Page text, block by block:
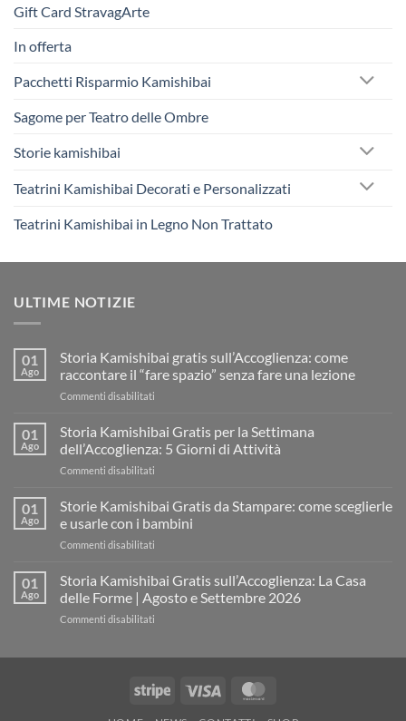
Gift Card StravagArte
In offerta
Pacchetti Risparmio Kamishibai
Sagome per Teatro delle Ombre
Storie kamishibai
Teatrini Kamishibai Decorati e Personalizzati
Teatrini Kamishibai in Legno Non Trattato
ULTIME NOTIZIE
01
Ago
Storia Kamishibai gratis sull’Accoglienza: come
raccontare il “fare spazio” senza fare una lezione
Commenti disabilitati
Kamishibai
sull’Accoglienza:
il
“fare
una
lezione
01
Ago
Storia Kamishibai Gratis per la Settimana
dell’Accoglienza: 5 Giorni di Attività
Commenti disabilitati
Kamishibai
per
dell’Accoglienza:
Giorni
01
Ago
Storie Kamishibai Gratis da Stampare: come sceglierle
e usarle con i bambini
Commenti disabilitati
Kamishibai
da
usarle
con
01
Ago
Storia Kamishibai Gratis sull’Accoglienza: La Casa
delle Forme | Agosto e Settembre 2026
Commenti disabilitati
La Stripe Visa